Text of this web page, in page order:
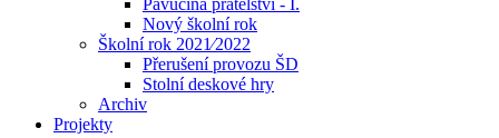
Pavučina přátelství - I.
Nový školní rok
Školní rok 2021⁄2022
Přerušení provozu ŠD
Stolní deskové hry
Archiv
Projekty